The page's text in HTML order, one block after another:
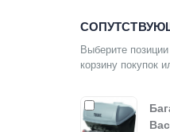
Выберите
корзину покупок